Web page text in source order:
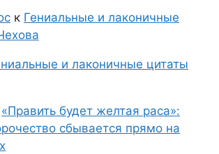
к Гениальные и лаконичные
и лаконичные цитаты
«Править будет желтая раса»:
сбывается прямо на